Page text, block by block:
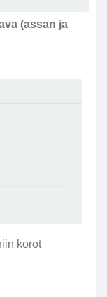
(assan ja
korot